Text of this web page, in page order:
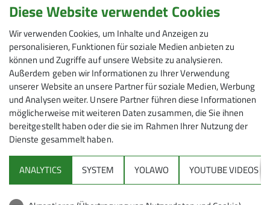
Am Freitagabend trafen wir ein und genossen einen
gemütlichen Abend in geselliger Runde, um am
nächsten Morgen ausgeruht und gestärkt in die
Wände zu starten. Die Klettergebiete der
Schwäbischen Alb sind bekannt für ihren
variantenreichen Charakter, sodass jeder von uns,
unabhängig vom Erfahrungslevel, auf seine Kosten
kam und eigene Grenzen austesten konnte. So
wurden neue Vorstiegserfahrungen gesammelt und
Grenzen ausgetestet, in einem traditionsreichen
Klettergebiet, das mit seiner landschaftlichen
Schönheit und der weit zurückreichenden
Diese Website verwendet Cookies
Wir verwenden Cookies, um Inhalte und Anzeigen zu
personalisieren, Funktionen für soziale Medien anbieten zu
können und Zugriffe auf unsere Website zu analysieren.
Außerdem geben wir Informationen zu Ihrer Verwendung
unserer Website an unsere Partner für soziale Medien, Werbung
und Analysen weiter. Unsere Partner führen diese Informationen
möglicherweise mit weiteren Daten zusammen, die Sie ihnen
bereitgestellt haben oder die sie im Rahmen Ihrer Nutzung der
Dienste gesammelt haben.
ANALYTICS SYSTEM YOLAWO YOUTUBE VIDEOS